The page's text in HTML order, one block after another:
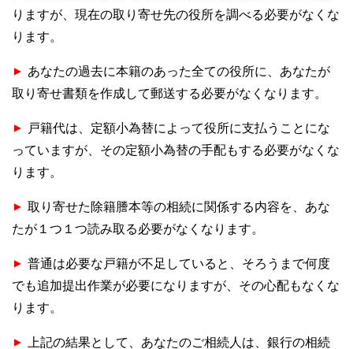
りますが、現在の取り寄せ先の役所を調べる必要がなくな
ります。
▲ あなたの過去に本籍のあった全ての役所に、あなたが
取り寄せ書類を作成して郵送する必要がなくなります。
▲
戸籍代は、定額小為替によって役所に支払うことにな
っていますが、その定額小為替の手配もする必要がなくな
ります。
▲ 取り寄せた除籍謄本等の相続に関係する内容を、あな
たが１つ１つ読み取る必要がなくなります。
▲ 普通は必要な戸籍が不足していると、そろうまで何度
でも追加提出作業が必要になりますが、その心配もなくな
ります。
▲
上記の結果として、あなたのご相続人は、銀行の相続